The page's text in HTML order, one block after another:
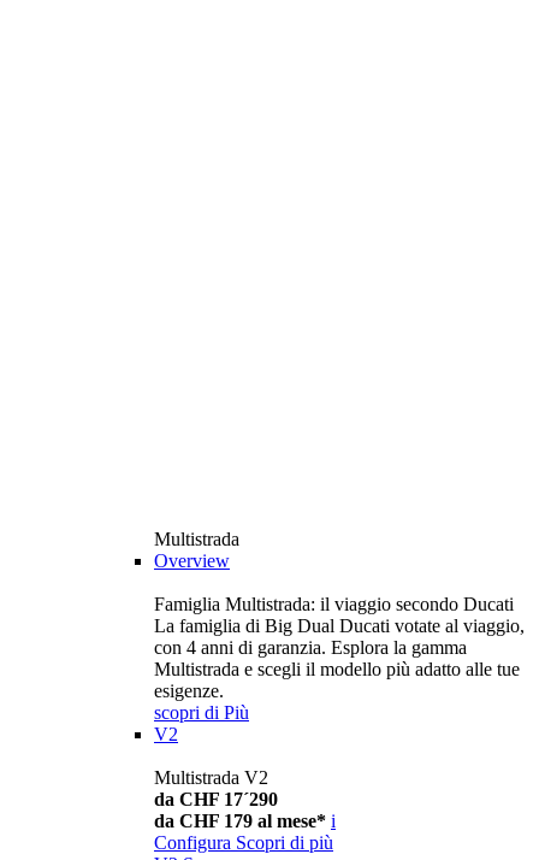
Multistrada
Overview
Famiglia Multistrada: il viaggio secondo Ducati
La famiglia di Big Dual Ducati votate al viaggio,
con 4 anni di garanzia. Esplora la gamma
Multistrada e scegli il modello più adatto alle tue
esigenze.
scopri di Più
V2
Multistrada V2
da CHF 17´290
da CHF 179 al mese* i
Configura Scopri di più